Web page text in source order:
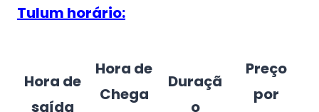
Tulum horário:
Hora de
saída
Hora de
Chega
Duraçã
o
Preço
por